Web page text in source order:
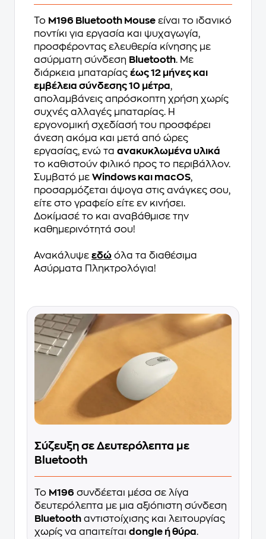
Το M196 Bluetooth Mouse είναι το ιδανικό
ποντίκι για εργασία και ψυχαγωγία,
προσφέροντας ελευθερία κίνησης με
ασύρματη σύνδεση Bluetooth. Με
διάρκεια μπαταρίας έως 12 μήνες και
εμβέλεια σύνδεσης 10 μέτρα,
απολαμβάνεις απρόσκοπτη χρήση χωρίς
συχνές αλλαγές μπαταρίας. Η
εργονομική σχεδίασή του προσφέρει
άνεση ακόμα και μετά από ώρες
εργασίας, ενώ τα ανακυκλωμένα υλικά
το καθιστούν φιλικό προς το περιβάλλον.
Συμβατό με Windows και macOS,
προσαρμόζεται άψογα στις ανάγκες σου,
είτε στο γραφείο είτε εν κινήσει.
Δοκίμασέ το και αναβάθμισε την
καθημερινότητά σου!
Ανακάλυψε εδώ όλα τα διαθέσιμα
Ασύρματα Πληκτρολόγια!
Σύζευξη σε Δευτερόλεπτα με
Bluetooth
Το M196 συνδέεται μέσα σε λίγα
δευτερόλεπτα με μια αξιόπιστη σύνδεση
Bluetooth αντιστοίχισης και λειτουργίας
χωρίς να απαιτείται dongle ή θύρα.